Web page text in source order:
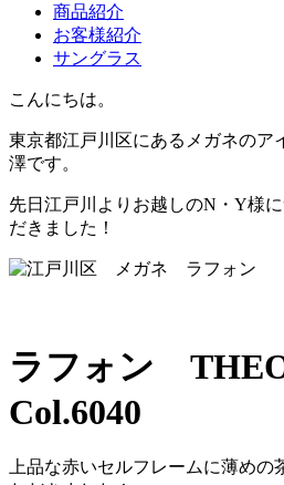
商品紹介
お客様紹介
サングラス
こんにちは。
東京都江戸川区にあるメガネのア
澤です。
先日江戸川よりお越しのN・Y様
だきました！
ラフォン
Col.6040
上品な赤いセルフレームに薄め